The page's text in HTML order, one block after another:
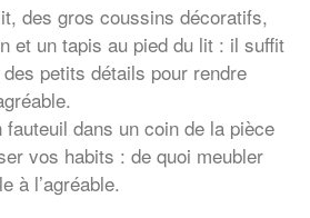
des gros coussins décoratifs,
et un tapis au pied du lit : il suffit
petits détails pour rendre
dans un coin de la pièce
vos habits : de quoi meubler
à l’agréable.